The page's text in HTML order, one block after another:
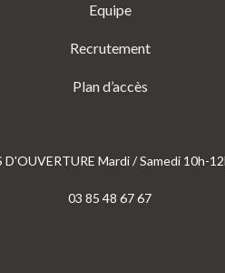
Equipe
Recrutement
Plan d’accès
D'OUVERTURE Mardi / Samedi 10h-
03 85 48 67 67